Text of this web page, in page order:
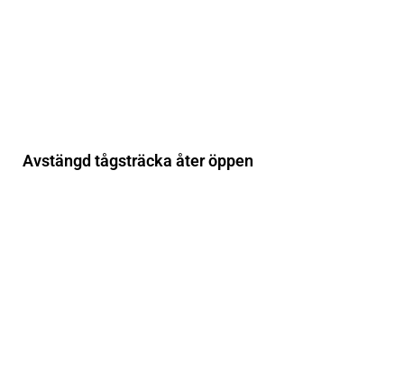
Avstängd tågsträcka åter öppen